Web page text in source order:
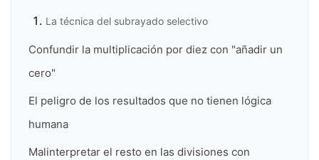
La técnica del subrayado selectivo
Confundir la multiplicación por diez con "añadir un
cero"
El peligro de los resultados que no tienen lógica
humana
Malinterpretar el resto en las divisiones con